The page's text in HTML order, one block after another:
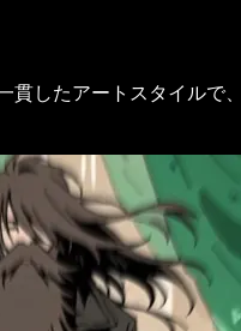
貫したアートスタイル